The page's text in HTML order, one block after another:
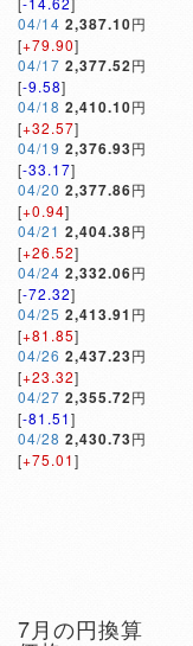
04/14 2,387.10円
[+79.90]
04/17 2,377.52円
[-9.58]
04/18 2,410.10円
[+32.57]
04/19 2,376.93円
[-33.17]
04/20 2,377.86円
[+0.94]
04/21 2,404.38円
[+26.52]
04/24 2,332.06円
[-72.32]
04/25 2,413.91 円
[+81.85]
04/26 2,437.23円
[+23.32]
04/27 2,355.72円
[-81.51]
04/28 2,430.73円
[+75.01]
7月の円換算